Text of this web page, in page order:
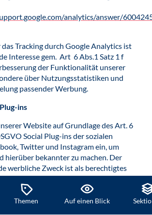
analytics/answer/
Tracking durch Google Analytics ist
Interesse gem. Art 6 Abs.1 Satz 1 f
der Funktionalität unserer
über Nutzungsstatistiken und
passender Werbung.
ins
Website auf Grundlage des Art. 6
Social Plug-ins der sozialen
Twitter und Instagram ein, um
hierüber bekannter zu machen. Der
werbliche Zweck ist als berechtigtes
der DSGVO anzusehen. Die
den datenschutzkonformen Betrieb ist
Anbieter zu gewährleisten. Die
Plug-ins durch uns erfolgt im Wege der
Themen Auf einen Blick